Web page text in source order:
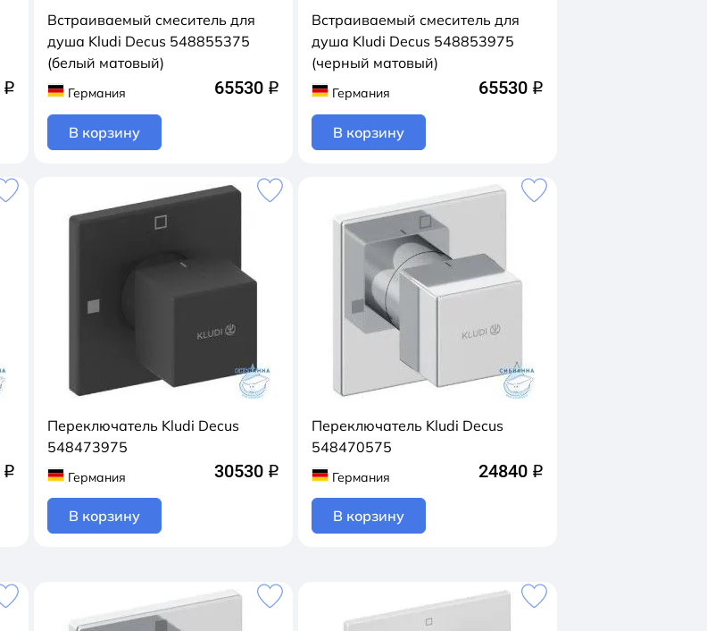
q
Встраиваемый смеситель для
душа Kludi Decus 548855375
(белый матовый)
Германия 65530 q
В корзину
Встраиваемый смеситель для
душа Kludi Decus 548853975
(черный матовый)
Германия 65530 q
В корзину
q
Переключатель Kludi Decus
548473975
Германия 30530 q
В корзину
Переключатель Kludi Decus
548470575
Германия 24840 q
В корзину